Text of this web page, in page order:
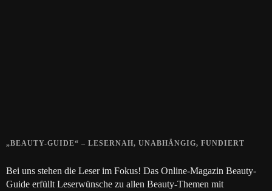
„BEAUTY-GUIDE“ – LESERNAH, UNABHÄNGIG, FUNDIERT
Bei uns stehen die Leser im Fokus! Das Online-Magazin Beauty-
Guide erfüllt Leserwünsche zu allen Beauty-Themen mit